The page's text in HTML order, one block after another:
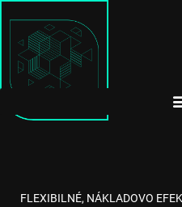
FLEXIBILNÉ, NÁKLADOVO